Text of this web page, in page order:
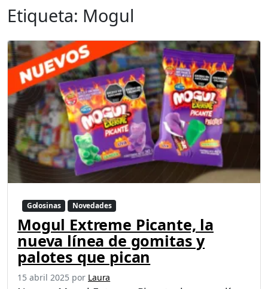
Etiqueta: Mogul
Golosinas Novedades
Mogul Extreme Picante, la
nueva línea de gomitas y
palotes que pican
15 abril 2025 por Laura